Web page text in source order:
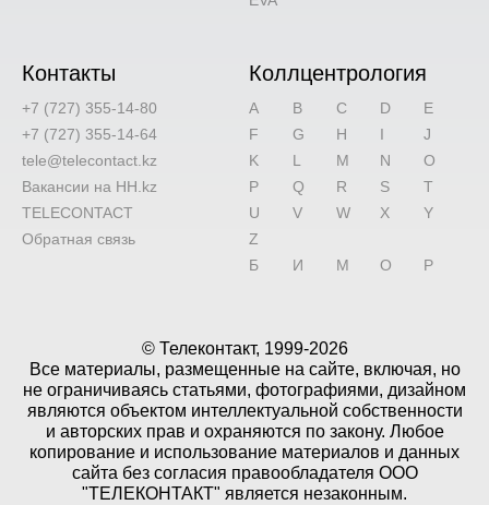
Контакты
+7 (727) 355-14-80
+7 (727) 355-14-64
tele@telecontact.kz
Вакансии на HH.kz
TELECONTACT
Обратная связь
Коллцентрология
A B C D
E
F
G H I
J
K
L M N
O
P
Q R S
T
U
V W X
Y
Z
Б
И М О Р
© Телеконтакт, 1999-2026
Все материалы, размещенные на сайте, включая, но
не ограничиваясь статьями, фотографиями, дизайном
являются объектом интеллектуальной собственности
и авторских прав и охраняются по закону. Любое
копирование и использование материалов и данных
сайта без согласия правообладателя ООО
"ТЕЛЕКОНТАКТ" является незаконным.